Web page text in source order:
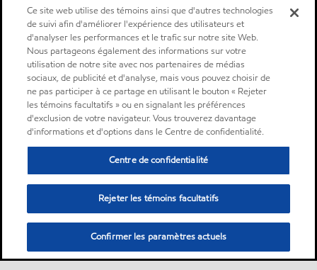
Ce site web utilise des témoins ainsi que d'autres technologies
de suivi afin d'améliorer l'expérience des utilisateurs et
d'analyser les performances et le trafic sur notre site Web.
Nous partageons également des informations sur votre
utilisation de notre site avec nos partenaires de médias
sociaux, de publicité et d'analyse, mais vous pouvez choisir de
ne pas participer à ce partage en utilisant le bouton « Rejeter
les témoins facultatifs » ou en signalant les préférences
d'exclusion de votre navigateur. Vous trouverez davantage
d'informations et d'options dans le Centre de confidentialité.
Centre de confidentialité
Rejeter les témoins facultatifs
Confirmer les paramètres actuels